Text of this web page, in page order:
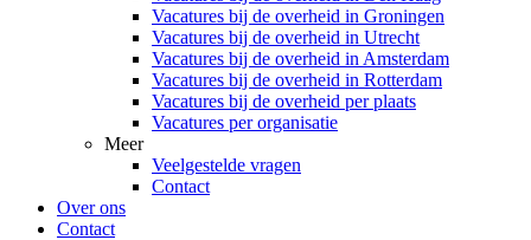
Vacatures bij de overheid in Groningen
Vacatures bij de overheid in Utrecht
Vacatures bij de overheid in Amsterdam
Vacatures bij de overheid in Rotterdam
Vacatures bij de overheid per plaats
Vacatures per organisatie
Meer
Veelgestelde vragen
Contact
Over ons
Contact